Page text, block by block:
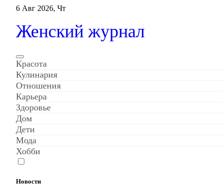
Перейти
содержанию
6 Авг 2026, Чт
Женский журнал
Красота
Кулинария
Отношения
Карьера
Здоровье
Дом
Дети
Мода
Хобби
Новости